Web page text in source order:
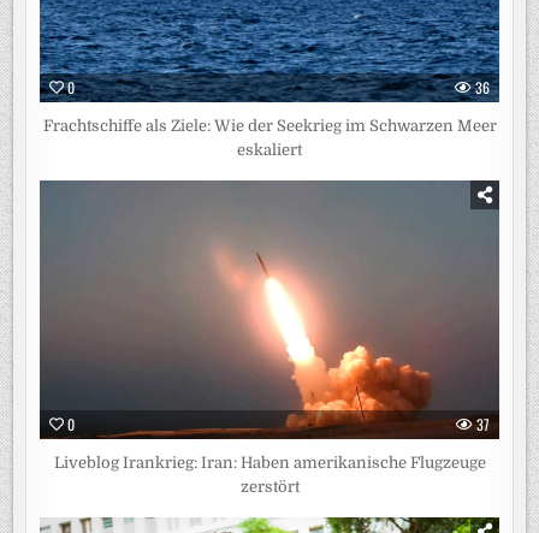
0 36
Frachtschiffe als Ziele: Wie der Seekrieg im Schwarzen Meer
eskaliert
0 37
Liveblog Irankrieg: Iran: Haben amerikanische Flugzeuge
zerstört